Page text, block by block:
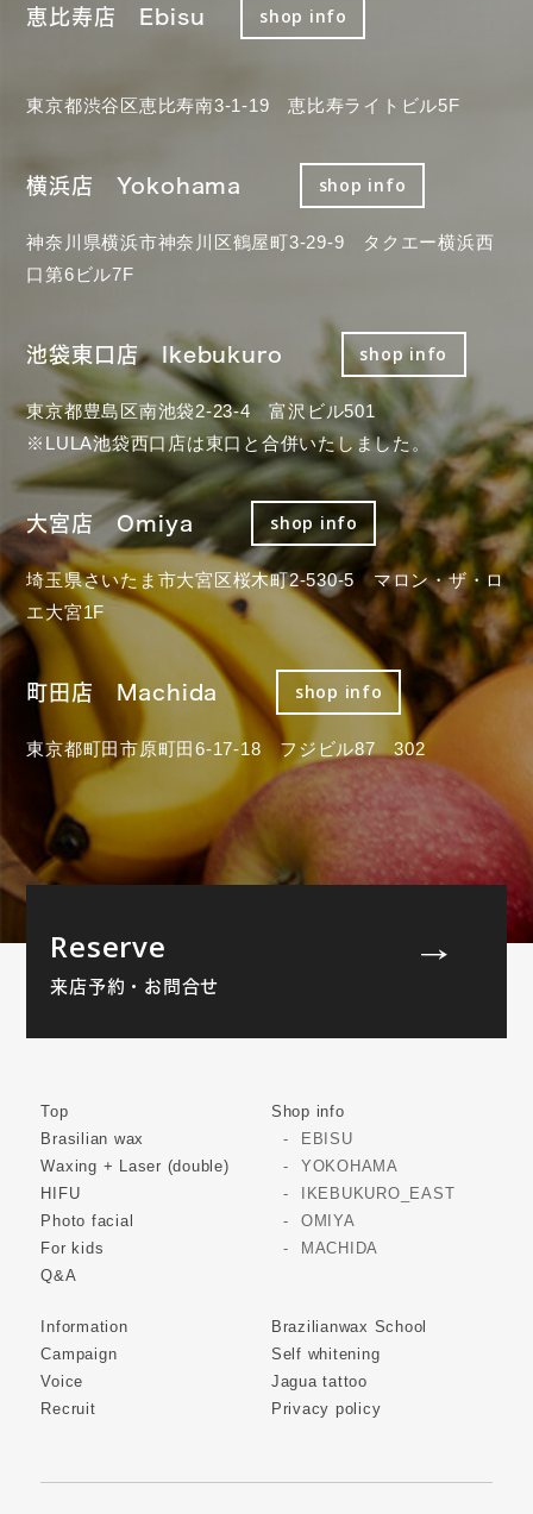
恵比寿店 Ebisu shop info
東京都渋谷区恵比寿南3-1-19 恵比寿ライトビル5F
横浜店 Yokohama shop info
神奈川県横浜市神奈川区鶴屋町3-29-9 タクエー横浜西
口第6ビル7F
池袋東口店 Ikebukuro shop info
東京都豊島区南池袋2-23-4 富沢ビル501
※LULA池袋西口店は東口と合併いたしました。
大宮店 Omiya shop info
埼玉県さいたま市大宮区桜木町2-530-5 マロン・ザ・ロ
エ大宮1F
町田店 Machida shop info
東京都町田市原町田6-17-18 フジビル87 302
Reserve
来店予約・お問合せ
Top
Brasilian wax
Waxing + Laser (double)
HIFU
Photo facial
For kids
Q&A
Shop info
EBISU
YOKOHAMA
IKEBUKURO_EAST
OMIYA
MACHIDA
Information
Campaign
Voice
Recruit
Brazilianwax School
Self whitening
Jagua tattoo
Privacy policy